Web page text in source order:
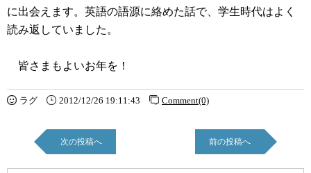
に出会えます。英語の語源に絡めた話で、学生時代はよく
読み返していました。
皆さまもよいお年を！
ラグ 2012/12/26 19:11:43 Comment(0)
次の投稿へ 前の投稿へ